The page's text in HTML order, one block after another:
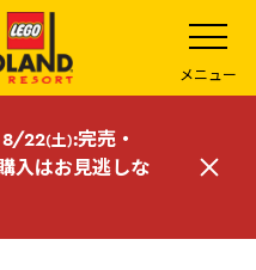
メ
ニ
ュ
ー
を
開
メニュー
8/22(土):完売・
入はお見逃しな
閉